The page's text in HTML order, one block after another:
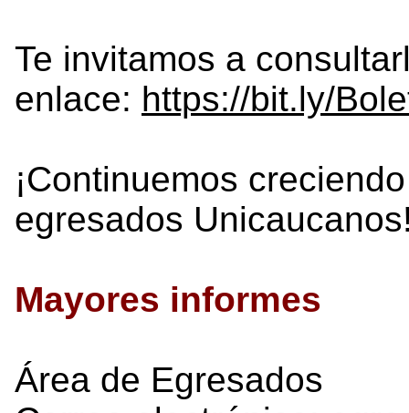
Te invitamos a
enlace: https://bit.ly/
¡Continuemos
egresados
Mayores informes
Área de Egresados